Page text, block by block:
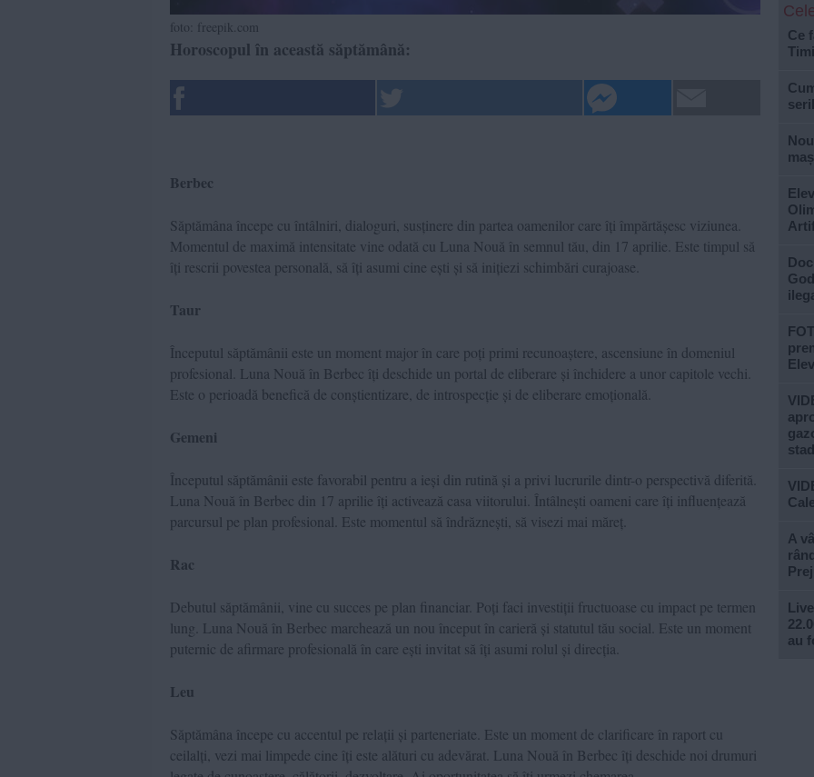
foto: freepik.com
Horoscopul în această săptămână:
Berbec
Săptămâna începe cu întâlniri, dialoguri, susținere din partea oamenilor care îți împărtășesc viziunea.
Momentul de maximă intensitate vine odată cu Luna Nouă în semnul tău, din 17 aprilie. Este timpul să
îți rescrii povestea personală, să îți asumi cine ești și să inițiezi schimbări curajoase.
Taur
Începutul săptămânii este un moment major în care poți primi recunoaștere, ascensiune în domeniul
profesional. Luna Nouă în Berbec îți deschide un portal de eliberare și închidere a unor capitole vechi.
Este o perioadă benefică de conștientizare, de introspecție și de eliberare emoțională.
Gemeni
Începutul săptămânii este favorabil pentru a ieși din rutină și a privi lucrurile dintr-o perspectivă diferită.
Luna Nouă în Berbec din 17 aprilie îți activează casa viitorului. Întâlnești oameni care îți influențează
parcursul pe plan profesional. Este momentul să îndrăznești, să visezi mai măreț.
Rac
Debutul săptămânii, vine cu succes pe plan financiar. Poți faci investiții fructuoase cu impact pe termen
lung. Luna Nouă în Berbec marchează un nou început în carieră și statutul tău social. Este un moment
puternic de afirmare profesională în care ești invitat să îți asumi rolul și direcția.
Leu
Săptămâna începe cu accentul pe relații și parteneriate. Este un moment de clarificare în raport cu
ceilalți, vezi mai limpede cine îți este alături cu adevărat. Luna Nouă în Berbec îți deschide noi drumuri
Ce
A
au